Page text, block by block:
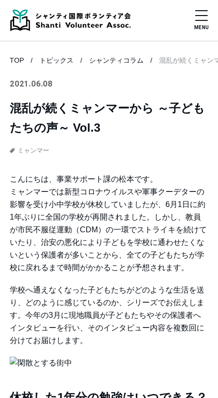
TOP トピックス シャンティコラム 混乱が続くミャン
2021.06.08
混乱が続くミャンマーから ～子ども
たちの声～ Vol.3
ミャンマー
こんにちは、事業サポート課の松本です。
ミャンマーでは新型コロナウイルスや軍事クーデターの
影響を受け小中学校が休校していましたが、6月1日に約
1年ぶりに全国の学校が再開されました。しかし、教員
が市民不服従運動（CDM）の一環でストライキを続けて
いたり、治安の悪化により子どもを学校に通わせたくな
いという保護者が多いことから、全ての子どもたちが学
校に戻れるまで時間がかかることが予想されます。
学校へ通えなくなった子どもたちがどのような生活を送
り、どのように感じているのか、シリーズでお伝えしま
す。今年の3月に現地職員が子どもたちやその保護者へ
インタビューを行い、そのインタビュー内容を複数回に
分けてお届けします。